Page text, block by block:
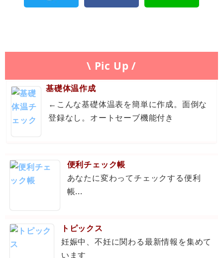
\ Pic Up /
基礎体温作成
←こんな基礎体温表を簡単に作成。面倒な
登録なし。オートセーブ機能付き
便利チェック帳
あなたに変わってチェックする便利
帳...
トピックス
妊娠中、不妊に関わる最新情報を集めて
います